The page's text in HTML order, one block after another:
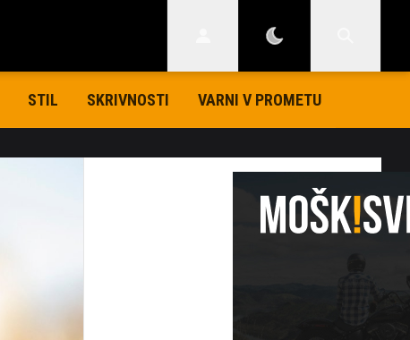
STIL SKRIVNOSTI VARNI V PROMETU